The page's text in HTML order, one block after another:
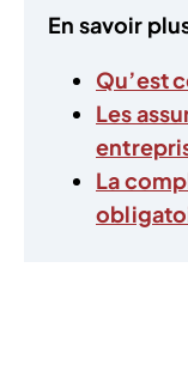
En savoir
Qu’est
Les
La